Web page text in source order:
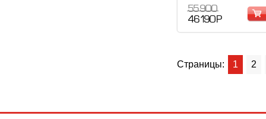
55 900
46 190 Р
Страницы: 1 2